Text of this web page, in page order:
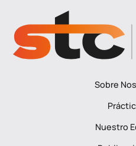
Sobre
Nuestro